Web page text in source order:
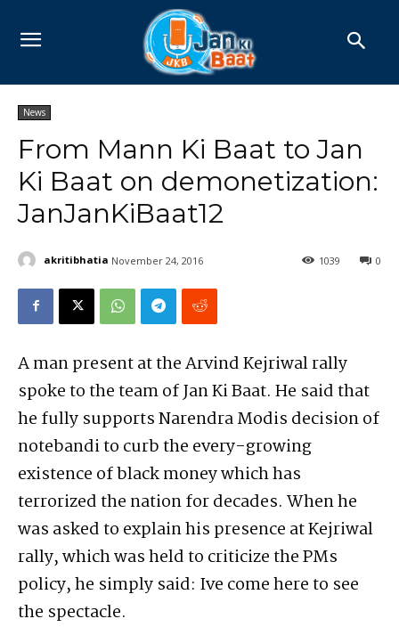
News
From Mann Ki Baat to Jan
Ki Baat on demonetization:
JanJanKiBaat12
akritibhatia November 24, 2016 0
1039
A man present at the Arvind Kejriwal rally
spoke to the team of Jan Ki Baat. He said that
he fully supports Narendra Modis decision of
notebandi to curb the every-growing
existence of black money which has
terrorized the nation for decades. When he
was asked to explain his presence at Kejriwal
rally, which was held to criticize the PMs
policy, he simply said: Ive come here to see
the spectacle.